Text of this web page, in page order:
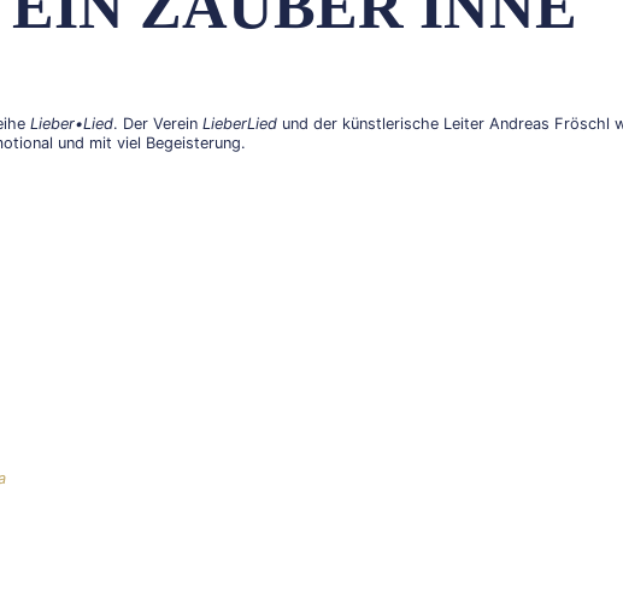
Lieber•Lied. Der Verein LieberLied und der künstlerische Leiter Andreas Fröschl
und mit viel Begeisterung.